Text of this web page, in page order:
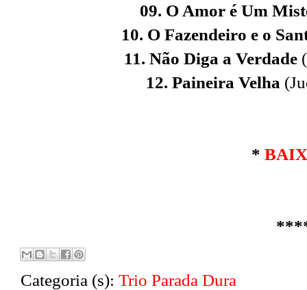
09. O Amor é Um
10. O Fazendeiro e o
11. Não Diga a Verdade
12. Paineira Velha
*
Categoria (s): Trio Parada Dura